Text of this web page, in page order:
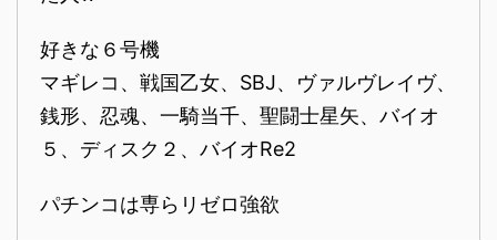
好きな６号機
マギレコ、戦国乙女、SBJ、ヴァルヴレイヴ、
銭形、忍魂、一騎当千、聖闘士星矢、バイオ
５、ディスク２、バイオRe2
パチンコは専らリゼロ強欲